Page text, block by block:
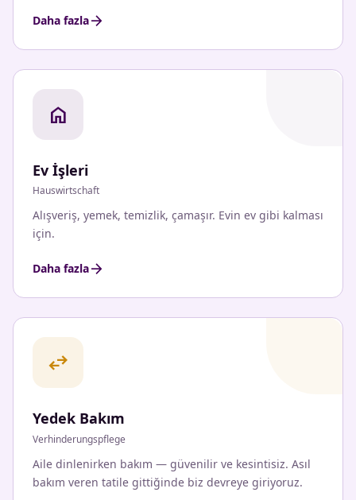
Daha fazlaarrow_forward
home
Ev İşleri
Hauswirtschaft
Alışveriş, yemek, temizlik, çamaşır. Evin ev gibi kalması
için.
Daha fazlaarrow_forward
swap_horiz
Yedek Bakım
Verhinderungspflege
Aile dinlenirken bakım — güvenilir ve kesintisiz. Asıl
bakım veren tatile gittiğinde biz devreye giriyoruz.